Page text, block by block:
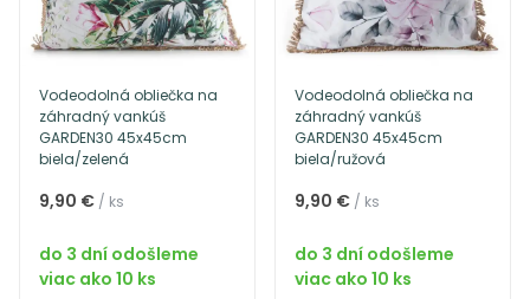
Vodeodolná obliečka na
záhradný vankúš
GARDEN30 45x45cm
biela/zelená
9,90 € / ks
do 3 dní odošleme
viac ako 10 ks
Vodeodolná obliečka na
záhradný vankúš
GARDEN30 45x45cm
biela/ružová
9,90 € / ks
do 3 dní odošleme
viac ako 10 ks